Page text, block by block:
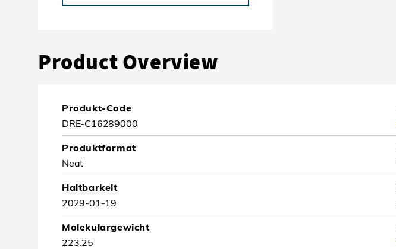
Product Overview
Produkt-Code
DRE-C16289000
Produktformat
Neat
Haltbarkeit
2029-01-19
Molekulargewicht
223.25